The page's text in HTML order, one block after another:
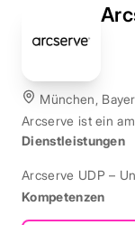
München,
Arcserve ist ein
Dienstleistungen
Arcserve UDP –
Kompetenzen